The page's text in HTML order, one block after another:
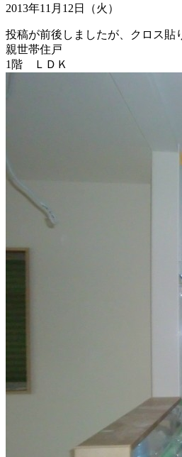
2013年11月12日（火）
投稿が前後しましたが、クロス貼
親世帯住戸
1階 ＬＤＫ